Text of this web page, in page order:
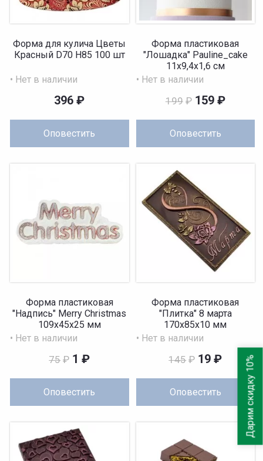
Форма для кулича Цветы
Красный D70 H85 100 шт
• Нет в наличии
Оповестить
396₽
Форма пластиковая
"Лошадка" Pauline_cake
11х9,4х1,6 см
• Нет в наличии
Оповестить
199 ₽ 159 ₽
Форма пластиковая
"Надпись" Merry Christmas
109х45х25 мм
• Нет в наличии
Оповестить
75 ₽ 1₽
Форма пластиковая
"Плитка" 8 марта
170х85х10 мм
• Нет в наличии
Оповестить
145 ₽ 19₽ Дарим скидку 10%